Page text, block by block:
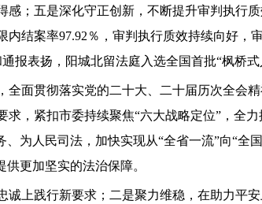
；五是深化守正创新，不断提升审判执行
内结案率97.92％，审判执行质效持续向好，
报表扬，阳城北留法庭入选全国首批“枫桥式
面贯彻落实党的二十大、二十届历次全会
，紧扣市委持续聚焦“六大战略定位”，全
为人民司法，加快实现从“全省一流”向“全
更加坚实的法治保障。
上践行新要求；二是聚力维稳，在助力平